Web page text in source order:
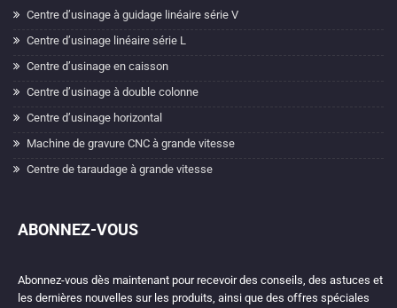
Centre d’usinage à guidage linéaire série V
Centre d’usinage linéaire série L
Centre d’usinage en caisson
Centre d’usinage à double colonne
Centre d’usinage horizontal
Machine de gravure CNC à grande vitesse
Centre de taraudage à grande vitesse
ABONNEZ-VOUS
Abonnez-vous dès maintenant pour recevoir des conseils, des astuces et
les dernières nouvelles sur les produits, ainsi que des offres spéciales